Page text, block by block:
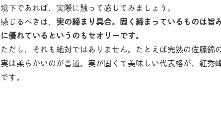
境下であれば、実際に触って感じてみましょう。
感じるべきは、 実の締まり具合。固く締まっているものは旨
に優れているというのもセオリーです。
ただし、それも絶対ではありません。たとえば完熟の佐藤錦
実は柔らかいのが普通。実が固くて美味しい代表格が、紅秀
です。